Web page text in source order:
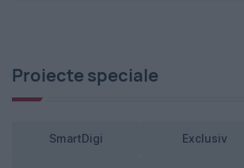
Proiecte speciale
SmartDigi Exclusiv